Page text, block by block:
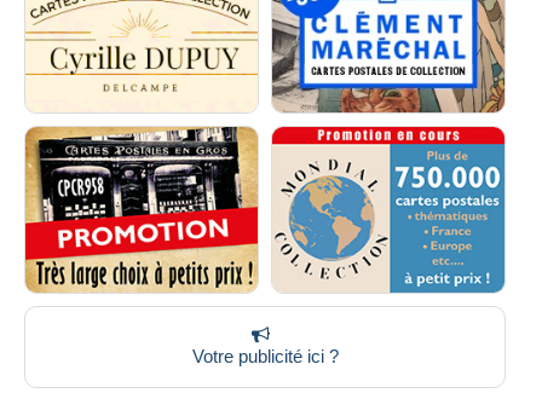
Votre publicité ici ?